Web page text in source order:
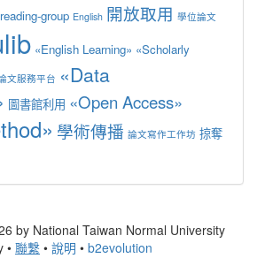
reading-group English 開放取用 學位論文
«English Learning» «Scholarly
文服務平台 «Data
圖書館利用 «Open Access»
學術傳播 論文寫作工作坊 掠奪
by National Taiwan Normal University
• 聯繫 • 說明 • b2evolution